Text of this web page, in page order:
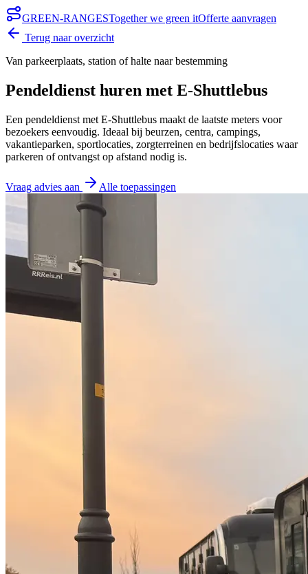
GREEN-RANGESTogether we green itOfferte aanvragen
Terug naar overzicht
Van parkeerplaats, station of halte naar bestemming
Pendeldienst huren met E‑Shuttlebus
Een pendeldienst met E‑Shuttlebus maakt de laatste meters voor
bezoekers eenvoudig. Ideaal bij beurzen, centra, campings,
vakantieparken, sportlocaties, zorgterreinen en bedrijfslocaties waar
parkeren of ontvangst op afstand nodig is.
Vraag advies aan Alle toepassingen